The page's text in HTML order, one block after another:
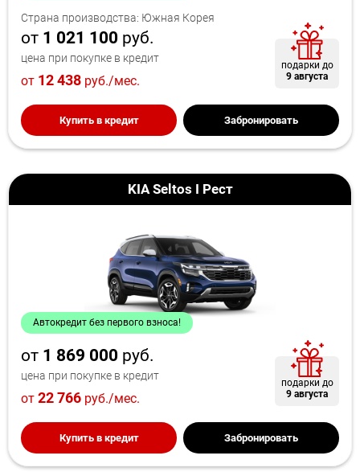
Страна производства: Южная Корея
от 1 021 100 руб.
цена при покупке в кредит
от 12 438 руб./мес.
подарки до
9 августа
Купить в кредит Забронировать
KIA Seltos I Рест
Автокредит без первого взноса!
от 1 869 000 руб.
цена при покупке в кредит
от 22 766 руб./мес.
подарки до
9 августа
Купить в кредит Забронировать